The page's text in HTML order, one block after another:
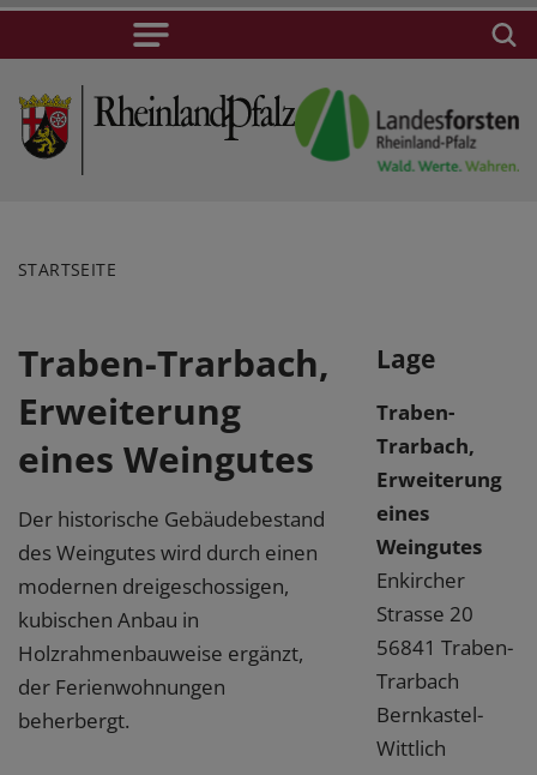
STARTSEITE
Traben-Trarbach,
Erweiterung
eines Weingutes
Der historische Gebäudebestand
des Weingutes wird durch einen
modernen dreigeschossigen,
kubischen Anbau in
Holzrahmenbauweise ergänzt,
der Ferienwohnungen
beherbergt.
Lage
Traben-
Trarbach,
Erweiterung
eines
Weingutes
Enkircher
Strasse 20
56841 Traben-
Trarbach
Bernkastel-
Wittlich